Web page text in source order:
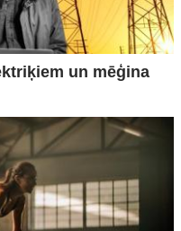
un mēģina